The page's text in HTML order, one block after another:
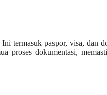
termasuk paspor, visa, dan
proses dokumentasi,